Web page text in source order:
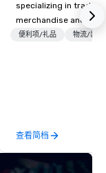
specializing in trade
merchandise and
booth giveaways and
years of industry
commitment to
service set us apart.
便利项/礼品 物流/装饰
查看简档